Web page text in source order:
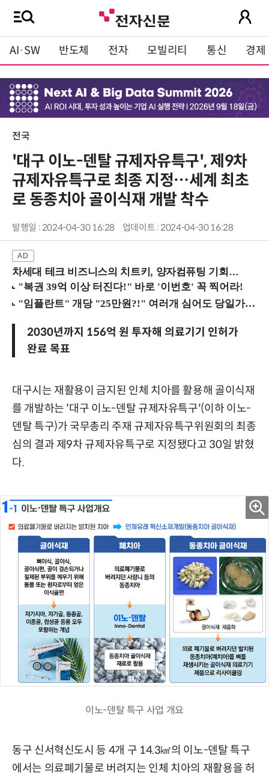
AI·SW 반도체 전자 모빌리티 통신 경제
전국
'대구 이노-덴탈 규제자유특구', 제9차
규제자유특구로 최종 지정…세계 최초
로 동종치아 골이식재 개발 착수
발행일 : 2024-04-30 16:28 업데이트 : 2024-04-30 16:28
차세대 테크 비즈니스의 치트키, 양자컴퓨팅 기회를 선점하라! (8/28 강남역)
2030년까지 156억 원 투자해 의료기기 인허가
완료 목표
대구시는 재활용이 금지된 인체 치아를 활용해 골이식재
를 개발하는 '대구 이노-덴탈 규제자유특구'(이하 이노-
덴탈 특구)가 국무총리 주재 규제자유특구위원회의 최종
심의 결과 제9차 규제자유특구로 지정됐다고 30일 밝혔
다.
이노-덴탈 특구 사업 개요
동구 신서혁신도시 등 4개 구 14.3㎢의 이노-덴탈 특구
에서는 의료폐기물로 버려지는 인체 치아의 재활용을 허